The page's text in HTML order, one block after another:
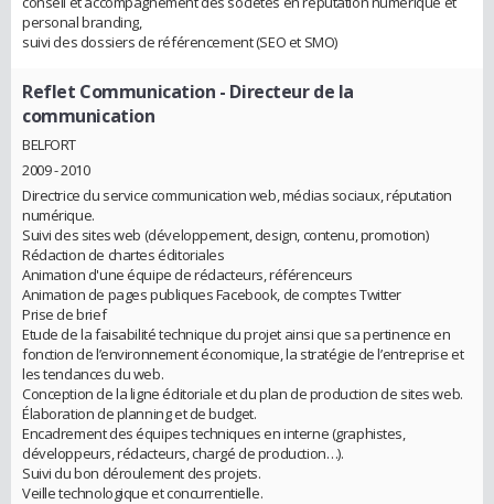
personal branding,
suivi des dossiers de référencement (SEO et SMO)
Reflet Communication - Directeur de la
communication
BELFORT
2009 - 2010
Directrice du service communication web, médias sociaux, réputation
numérique.
Suivi des sites web (développement, design, contenu, promotion)
Rédaction de chartes éditoriales
Animation d'une équipe de rédacteurs, référenceurs
Animation de pages publiques Facebook, de comptes Twitter
Prise de brief
Etude de la faisabilité technique du projet ainsi que sa pertinence en
fonction de l’environnement économique, la stratégie de l’entreprise et
les tendances du web.
Conception de la ligne éditoriale et du plan de production de sites web.
Élaboration de planning et de budget.
Encadrement des équipes techniques en interne (graphistes,
développeurs, rédacteurs, chargé de production…).
Suivi du bon déroulement des projets.
Veille technologique et concurrentielle.